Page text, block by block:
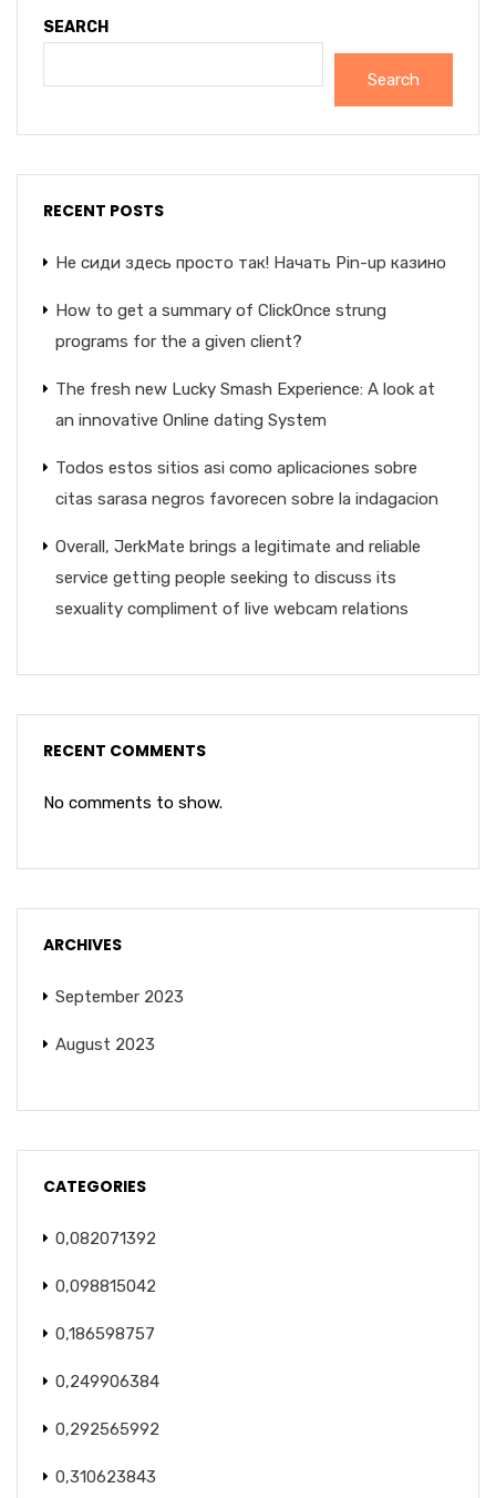
SEARCH
Search
RECENT POSTS
Не сиди здесь просто так! Начать Pin-up казино
How to get a summary of ClickOnce strung
programs for the a given client?
The fresh new Lucky Smash Experience: A look at
an innovative Online dating System
Todos estos sitios asi­ como aplicaciones sobre
citas sarasa negros favorecen sobre la indagacion
Overall, JerkMate brings a legitimate and reliable
service getting people seeking to discuss its
sexuality compliment of live webcam relations
RECENT COMMENTS
No comments to show.
ARCHIVES
September 2023
August 2023
CATEGORIES
0,082071392
0,098815042
0,186598757
0,249906384
0,292565992
0,310623843